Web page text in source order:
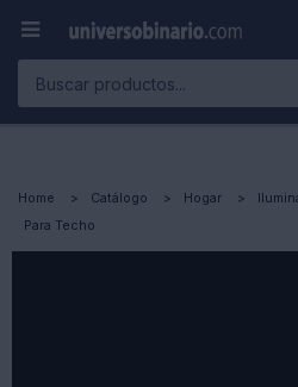

Home Catálogo Hogar
Para Techo